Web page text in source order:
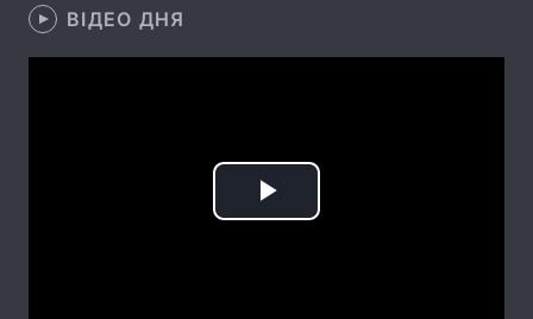
Інтерв'ю
ВІДЕО ДНЯ
Play